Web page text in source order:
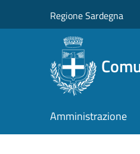
Regione Sardegna
Amministrazione